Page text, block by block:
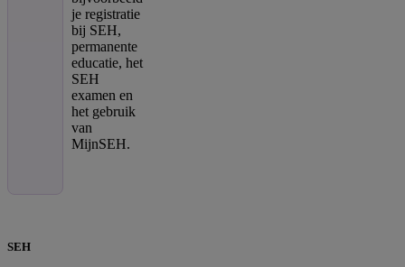
je registratie
bij SEH,
permanente
educatie, het
SEH
examen en
het gebruik
van
MijnSEH.
SEH